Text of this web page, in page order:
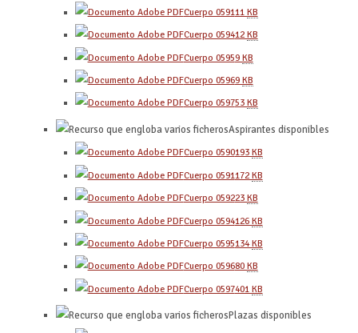
Cuerpo 059111 KB
Cuerpo 059412 KB
Cuerpo 05959 KB
Cuerpo 05969 KB
Cuerpo 059753 KB
Aspirantes disponibles
Cuerpo 0590193 KB
Cuerpo 0591172 KB
Cuerpo 059223 KB
Cuerpo 0594126 KB
Cuerpo 0595134KB
Cuerpo 059680 KB
Cuerpo 0597401 KB
Plazas disponibles